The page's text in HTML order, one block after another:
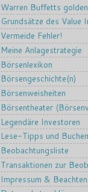
Warren Buffetts
Grundsätze des Value
Vermeide Fehler!
Meine Anlagestrategie
Börsenlexikon
Börsengeschichte(n)
Börsenweisheiten
Börsentheater
Legendäre Investoren
Lese-Tipps und
Beobachtungsliste
Transaktionen zur
Impressum &